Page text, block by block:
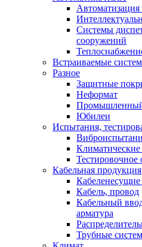
Автоматизация
Системы
сооружений
Встраиваемые
Разное
Защитные
Неформат
Юбилеи
Испытания,
Тестировочное
Кабельная продукция
Кабель, провод
Кабельный
арматура
Трубные